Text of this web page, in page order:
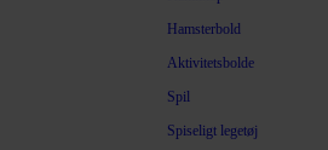
Hamsterbold
Aktivitetsbolde
Spil
Spiseligt legetøj